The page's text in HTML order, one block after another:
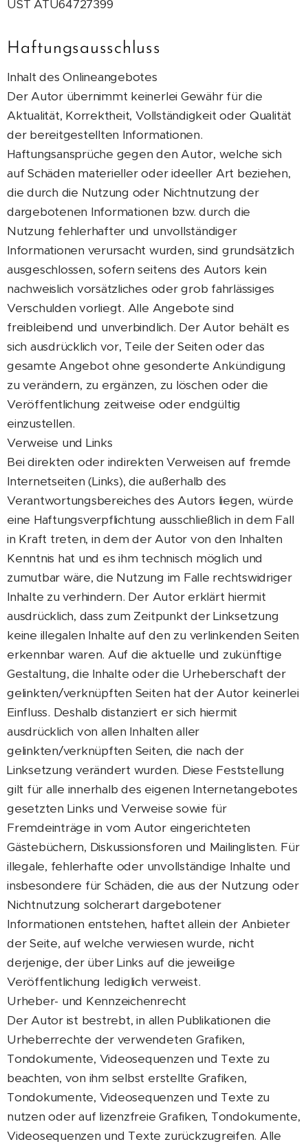
UST ATU64727399
Haftungsausschluss
Inhalt des Onlineangebotes
Der Autor übernimmt keinerlei Gewähr für die
Aktualität, Korrektheit, Vollständigkeit oder Qualität
der bereitgestellten Informationen.
Haftungsansprüche gegen den Autor, welche sich
auf Schäden materieller oder ideeller Art beziehen,
die durch die Nutzung oder Nichtnutzung der
dargebotenen Informationen bzw. durch die
Nutzung fehlerhafter und unvollständiger
Informationen verursacht wurden, sind grundsätzlich
ausgeschlossen, sofern seitens des Autors kein
nachweislich vorsätzliches oder grob fahrlässiges
Verschulden vorliegt. Alle Angebote sind
freibleibend und unverbindlich. Der Autor behält es
sich ausdrücklich vor, Teile der Seiten oder das
gesamte Angebot ohne gesonderte Ankündigung
zu verändern, zu ergänzen, zu löschen oder die
Veröffentlichung zeitweise oder endgültig
einzustellen.
Verweise und Links
Bei direkten oder indirekten Verweisen auf fremde
Internetseiten (Links), die außerhalb des
Verantwortungsbereiches des Autors liegen, würde
eine Haftungsverpflichtung ausschließlich in dem Fall
in Kraft treten, in dem der Autor von den Inhalten
Kenntnis hat und es ihm technisch möglich und
zumutbar wäre, die Nutzung im Falle rechtswidriger
Inhalte zu verhindern. Der Autor erklärt hiermit
ausdrücklich, dass zum Zeitpunkt der Linksetzung
keine illegalen Inhalte auf den zu verlinkenden Seiten
erkennbar waren. Auf die aktuelle und zukünftige
Gestaltung, die Inhalte oder die Urheberschaft der
gelinkten/verknüpften Seiten hat der Autor keinerlei
Einfluss. Deshalb distanziert er sich hiermit
ausdrücklich von allen Inhalten aller
gelinkten/verknüpften Seiten, die nach der
Linksetzung verändert wurden. Diese Feststellung
gilt für alle innerhalb des eigenen Internetangebotes
gesetzten Links und Verweise sowie für
Fremdeinträge in vom Autor eingerichteten
Gästebüchern, Diskussionsforen und Mailinglisten. Für
illegale, fehlerhafte oder unvollständige Inhalte und
insbesondere für Schäden, die aus der Nutzung oder
Nichtnutzung solcherart dargebotener
Informationen entstehen, haftet allein der Anbieter
der Seite, auf welche verwiesen wurde, nicht
derjenige, der über Links auf die jeweilige
Veröffentlichung lediglich verweist.
Urheber- und Kennzeichenrecht
Der Autor ist bestrebt, in allen Publikationen die
Urheberrechte der verwendeten Grafiken,
Tondokumente, Videosequenzen und Texte zu
beachten, von ihm selbst erstellte Grafiken,
Tondokumente, Videosequenzen und Texte zu
nutzen oder auf lizenzfreie Grafiken, Tondokumente,
Videosequenzen und Texte zurückzugreifen. Alle